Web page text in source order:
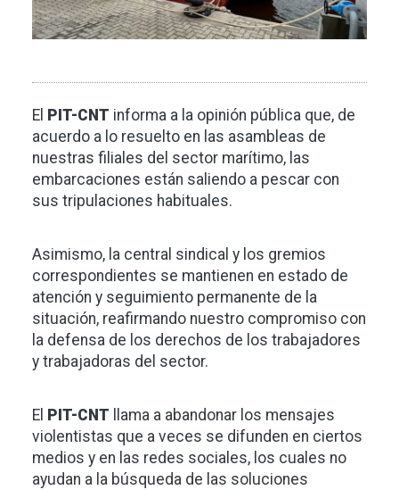
El PIT-CNT informa a la opinión pública que, de
acuerdo a lo resuelto en las asambleas de
nuestras filiales del sector marítimo, las
embarcaciones están saliendo a pescar con
sus tripulaciones habituales.
Asimismo, la central sindical y los gremios
correspondientes se mantienen en estado de
atención y seguimiento permanente de la
situación, reafirmando nuestro compromiso con
la defensa de los derechos de los trabajadores
y trabajadoras del sector.
El PIT-CNT llama a abandonar los mensajes
violentistas que a veces se difunden en ciertos
medios y en las redes sociales, los cuales no
ayudan a la búsqueda de las soluciones